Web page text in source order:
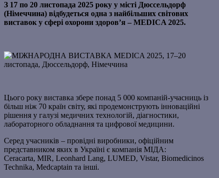
З 17 по 20 листопада 2025 року у місті Дюссельдорф
(Німеччина) відбудеться одна з найбільших світових
виставок у сфері охорони здоров’я – MEDICA 2025.
Цього року виставка збере понад 5 000 компаній-учасниць із
більш ніж 70 країн світу, які продемонструють інноваційні
рішення у галузі медичних технологій, діагностики,
лабораторного обладнання та цифрової медицини.
Серед учасників – провідні виробники, офіційним
представником яких в Україні є компанія МІДА:
Ceracarta, MIR, Leonhard Lang, LUMED, Vistar, Biomedicinos
Technika, Medcaptain та інші.